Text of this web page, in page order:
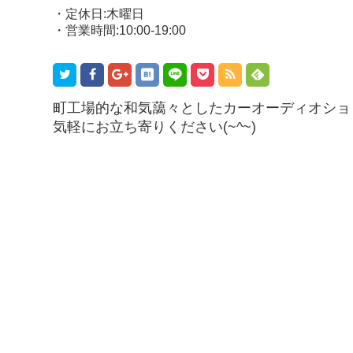
・定休日:木曜日
・営業時間:10:00-19:00
町工場的な和気藹々としたカーオーディオシ
気軽にお立ち寄りください(~^~)ゞ